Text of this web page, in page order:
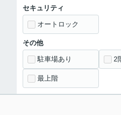
セキュリティ
オートロック
その他
駐車場あり 2
最上階